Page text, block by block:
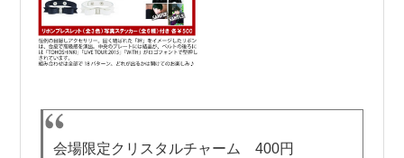
会場限定クリスタルチャーム 400円